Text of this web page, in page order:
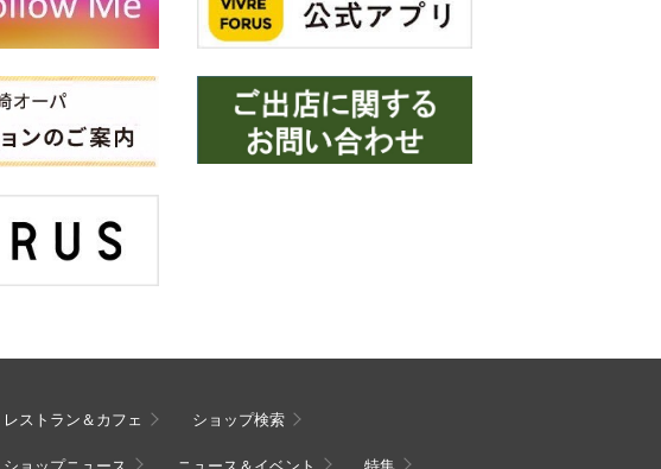
レストラン＆カフェ ショップ検索